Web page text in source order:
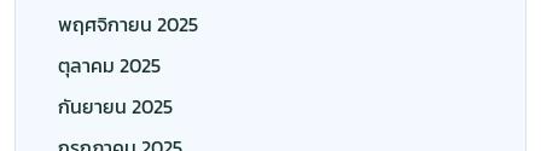
พฤศจิกายน 2025
ตุลาคม 2025
กันยายน 2025